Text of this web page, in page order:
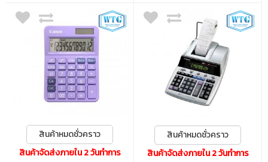
สินค้าหมดชั่วคราว
สินค้าจัดส่งภายใน 2 วันทำการ
สินค้าหมดชั่วคราว
สินค้าจัดส่งภายใน 2 วันทำการ